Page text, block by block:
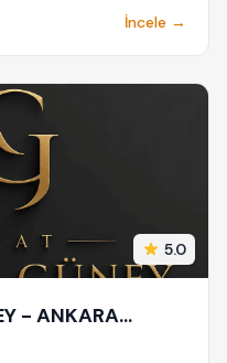
İncele →
5.0
- ANKARA
- BOŞANMA